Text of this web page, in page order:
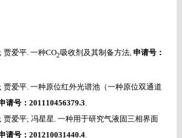
贾爱平. 一种CO2吸收剂及其制备方法, 申请号：
贾爱平. 一种原位红外光谱池（一种原位双通道
请号： 201110456379.3.
贾爱平; 冯星星. 一种用于研究气液固三相界面
请号： 201210031440.4.